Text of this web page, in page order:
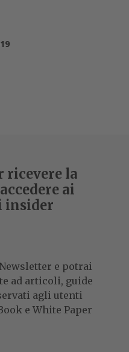
ricevere la
ai
insider
e potrai
ad articoli, guide
agli utenti
e White Paper